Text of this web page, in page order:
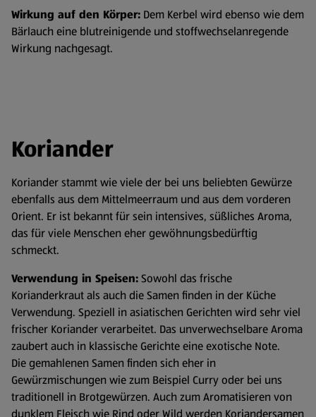
Wirkung auf den Körper: Dem Kerbel wird ebenso wie dem
Bärlauch eine blutreinigende und stoffwechselanregende
Wirkung nachgesagt.
Koriander
Koriander stammt wie viele der bei uns beliebten Gewürze
ebenfalls aus dem Mittelmeerraum und aus dem vorderen
Orient. Er ist bekannt für sein intensives, süßliches Aroma,
das für viele Menschen eher gewöhnungsbedürftig
schmeckt.
Verwendung in Speisen:Sowohl das frische
Korianderkraut als auch die Samen finden in der Küche
Verwendung. Speziell in asiatischen Gerichten wird sehr viel
frischer Koriander verarbeitet. Das unverwechselbare Aroma
zaubert auch in klassische Gerichte eine exotische Note.
Die gemahlenen Samen finden sich eher in
Gewürzmischungen wie zum Beispiel Curry oder bei uns
traditionell in Brotgewürzen. Auch zum Aromatisieren von